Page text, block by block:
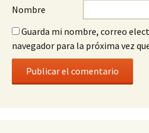
Nombre
Guarda mi nombre, correo
navegador para la próxima vez